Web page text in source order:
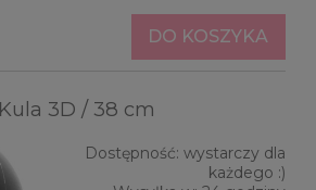
DO KOSZYKA
3D / 38 cm
Dostępność: wystarczy dla
każdego :)